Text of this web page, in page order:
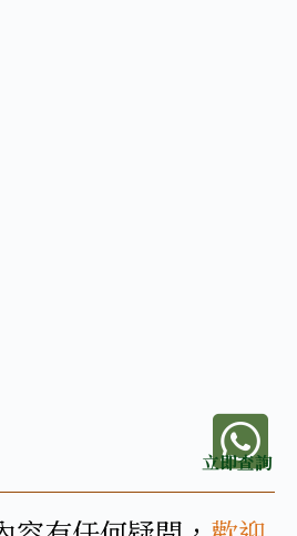
立即查詢